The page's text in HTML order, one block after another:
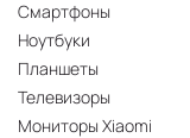
Смартфоны
Ноутбуки
Планшеты
Телевизоры
Мониторы Xiaomi